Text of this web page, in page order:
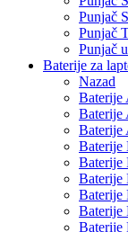
Punjač
Punjač
Punjač
Baterije za
Nazad
Baterije
Baterije
Baterije
Baterije
Baterije
Baterije
Baterije
Baterije
Baterije